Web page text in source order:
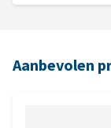
Aanbevolen